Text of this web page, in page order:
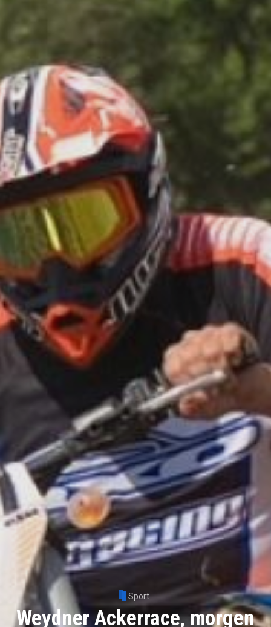
Sport
Weydner Ackerrace, morgen